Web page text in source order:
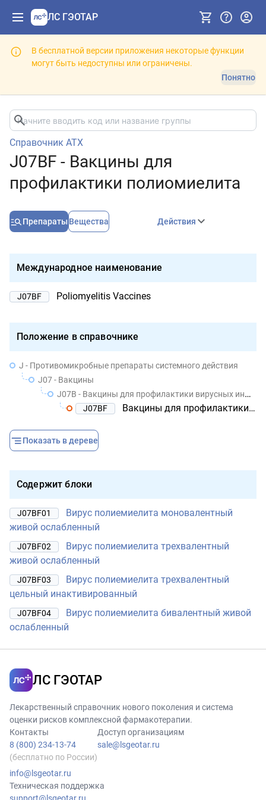
ЛС ГЭОТАР
В бесплатной версии приложения некоторые функции
могут быть недоступны или ограничены.
Понятно
Справочник АТХ
J07BF - Вакцины для
профилактики полиомиелита
Препараты Вещества Действия
Международное наименование
J07BF Poliomyelitis Vaccines
Положение в справочнике
J - Противомикробные препараты системного действия
J07 - Вакцины
J07B - Вакцины для профилактики вирусных инфекций
J07BF
Вакцины для профилактики полиомиелита
Показать в дереве
Содержит блоки
J07BF01
Вирус полиемиелита моновалентный
живой ослабленный
J07BF02
Вирус полиемиелита трехвалентный
живой ослабленный
J07BF03
Вирус полиемиелита трехвалентный
цельный инактивированный
J07BF04
Вирус полиемиелита бивалентный живой
ослабленный
ЛС ГЭОТАР
Лекарственный справочник нового поколения и система
оценки рисков комплексной фармакотерапии.
Контакты
8 (800) 234-13-74
(бесплатно по России)
info@lsgeotar.ru
Доступ организациям
sale@lsgeotar.ru
Техническая поддержка
support@lsgeotar.ru